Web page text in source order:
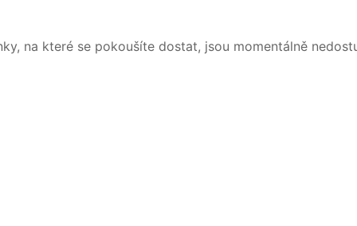
na které se pokoušíte dostat, jsou momentálně